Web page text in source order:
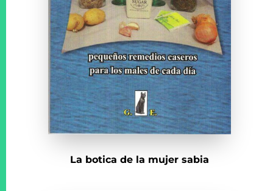
La botica de la mujer sabia